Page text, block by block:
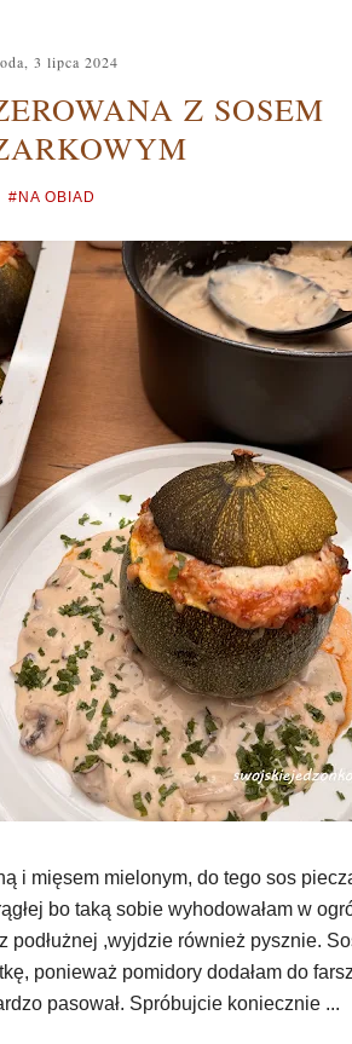
3 lipca 2024
Z SOSEM
#NA OBIAD
i mięsem mielonym, do tego sos
bo taką sobie wyhodowałam w
,wyjdzie również pysznie.
ponieważ pomidory dodałam do
pasował. Spróbujcie koniecznie ...